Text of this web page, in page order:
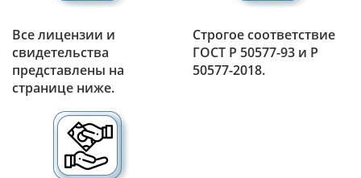
Все лицензии и
свидетельства
представлены на
странице ниже.
Строгое соответствие
ГОСТ Р 50577-93 и Р
50577-2018.